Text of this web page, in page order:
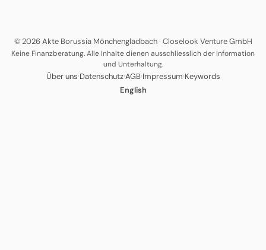
© 2026 Akte Borussia Mönchengladbach· Closelook Venture GmbH
Keine Finanzberatung. Alle Inhalte dienen ausschliesslich der Information
und Unterhaltung.
Über uns·Datenschutz·AGB·Impressum·Keywords
English